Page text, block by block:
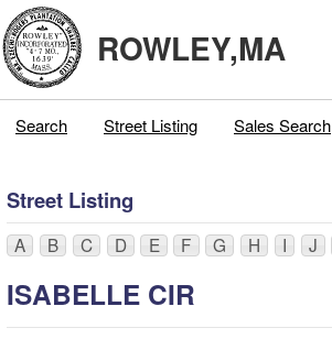
ROWLEY,MA
Search Street Listing Sales Search
Street Listing
A B C D E F G H I J
ISABELLE CIR